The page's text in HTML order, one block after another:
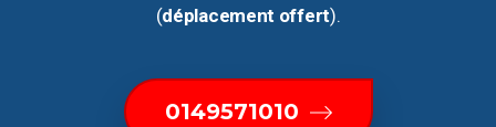
(déplacement offert).
0149571010